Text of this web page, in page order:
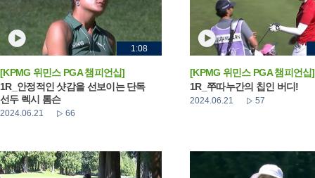
1:08
[KPMG 위민스 PGA 챔피언십]
1R_안정적인 샷감을 선보이는 단독
선두 렉시 톰슨
2024.06.21 66
[KPMG 위민스 PGA 챔피언십]
1R_쭈따누간의 칩인 버디!
2024.06.21 57